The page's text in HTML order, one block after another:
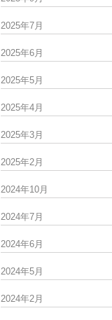
センシュアルア
2018.03.29
おはようございま
2025年7月
2025年6月
2025年5月
2025年4月
2025年3月
2025年2月
2024年10月
2024年7月
2024年6月
2024年5月
2024年2月